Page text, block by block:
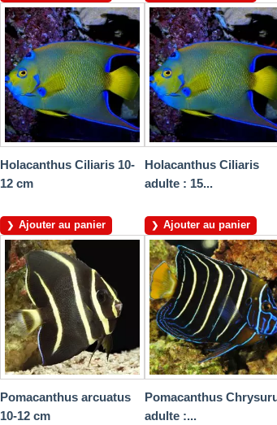
Holacanthus Ciliaris 10-
12 cm
Ajouter au panier
Holacanthus Ciliaris
adulte : 15...
Ajouter au panier
Pomacanthus arcuatus
10-12 cm
Pomacanthus
adulte :...